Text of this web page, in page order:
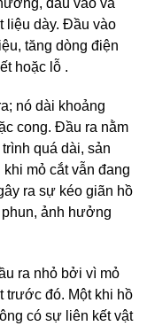
liệu dày. Đầu vào
tăng dòng điện
hoặc lỗ .
nó dài khoảng
cong. Đầu ra nằm
quá dài, sản
mỏ cắt vẫn đang
ra sự kéo giãn hồ
ảnh hưởng
ra nhỏ bởi vì mỏ
trước đó. Một khi hồ
có sự liên kết vật